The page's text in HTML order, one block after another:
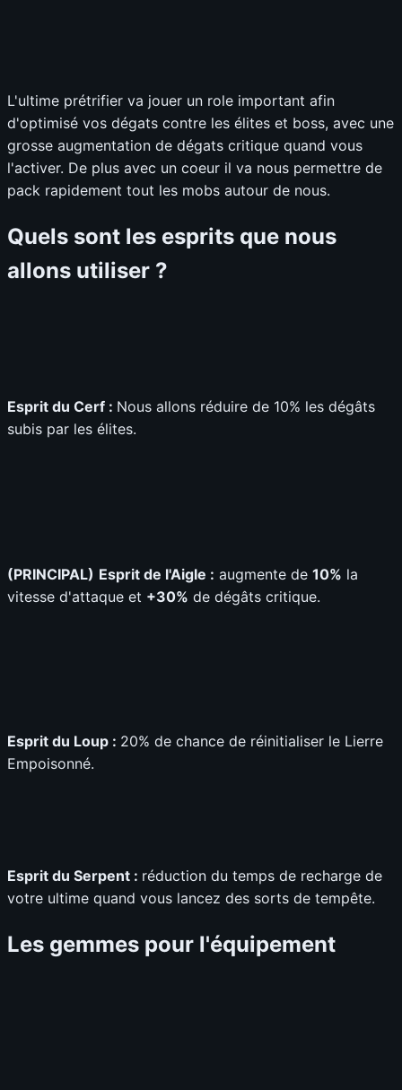
L'ultime prétrifier va jouer un role important afin
d'optimisé vos dégats contre les élites et boss, avec une
grosse augmentation de dégats critique quand vous
l'activer. De plus avec un coeur il va nous permettre de
pack rapidement tout les mobs autour de nous.
Quels sont les esprits que nous
allons utiliser ?
Esprit du Cerf : Nous allons réduire de 10% les dégâts
subis par les élites.
(PRINCIPAL) Esprit de l'Aigle : augmente de 10% la
vitesse d'attaque et +30% de dégâts critique.
Esprit du Loup : 20% de chance de réinitialiser le Lierre
Empoisonné.
Esprit du Serpent : réduction du temps de recharge de
votre ultime quand vous lancez des sorts de tempête.
Les gemmes pour l'équipement